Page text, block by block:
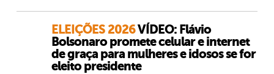
ELEIÇÕES 2026VÍDEO: Flávio
Bolsonaro promete celular e internet
de graça para mulheres e idosos se for
eleito presidente